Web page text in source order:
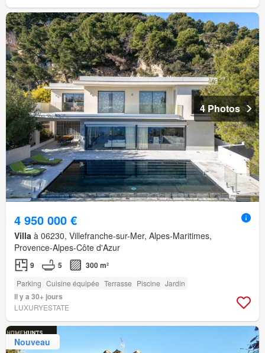
4 Photos
4 950 000 €
Villa à 06230, Villefranche-sur-Mer, Alpes-Maritimes,
Provence-Alpes-Côte d'Azur
9 5 300 m²
Parking Cuisine équipée Terrasse Piscine Jardin
Il y a 30+ jours
LUXURYESTATE
Nouveau